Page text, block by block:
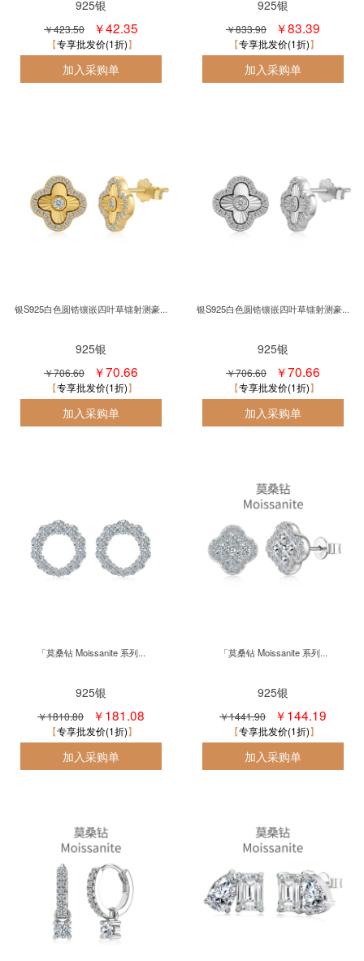
925银
￥423.50 ￥42.35
专享批发价(1折)
925银
￥833.90 ￥83.39
专享批发价(1折)
银S925白色圆锆镶嵌四叶草镭射测豪...
925银
￥706.60 ￥70.66
专享批发价(1折)
银S925白色圆锆镶嵌四叶草镭射测豪...
925银
￥706.60 ￥70.66
专享批发价(1折)
「莫桑钻 Moissanite 系列...
925银
￥1810.80 ￥181.08
专享批发价(1折)
「莫桑钻 Moissanite 系列...
925银
￥1441.90 ￥144.19
专享批发价(1折)